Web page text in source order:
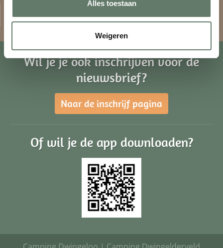
Alles toestaan
Weigeren
Er op uit
Wil je je ook inschrijven voor de
nieuwsbrief?
Naar de inschrijf pagina
Of wil je de app downloaden?